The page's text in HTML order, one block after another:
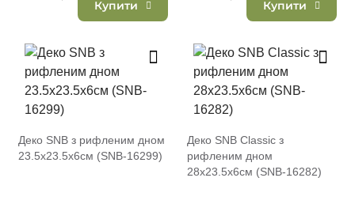
Купити Купити
Деко SNB з рифленим дном
23.5х23.5х6см (SNB-16299)
Деко SNB Classic з
рифленим дном
28х23.5х6см (SNB-16282)